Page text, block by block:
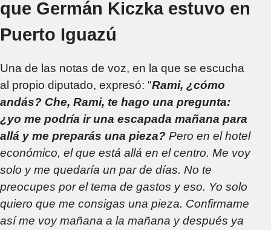
que Germán Kiczka estuvo en
Puerto Iguazú
Una de las notas de voz, en la que se escucha
al propio diputado, expresó: "Rami, ¿cómo
andás? Che, Rami, te hago una pregunta:
¿yo me podría ir una escapada mañana para
allá y me preparás una pieza? Pero en el hotel
económico, el que está allá en el centro. Me voy
solo y me quedaría un par de días. No te
preocupes por el tema de gastos y eso. Yo solo
quiero que me consigas una pieza. Confirmame
así me voy mañana a la mañana y después ya